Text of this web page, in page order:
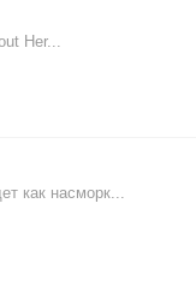
Her...
как насморк...